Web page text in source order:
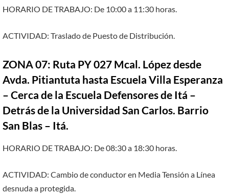
HORARIO DE TRABAJO: De 10:00 a 11:30 horas.
ACTIVIDAD: Traslado de Puesto de Distribución.
ZONA 07: Ruta PY 027 Mcal. López desde
Avda. Pitiantuta hasta Escuela Villa Esperanza
– Cerca de la Escuela Defensores de Itá –
Detrás de la Universidad San Carlos. Barrio
San Blas – Itá.
HORARIO DE TRABAJO: De 08:30 a 18:30 horas.
ACTIVIDAD: Cambio de conductor en Media Tensión a Línea
desnuda a protegida.